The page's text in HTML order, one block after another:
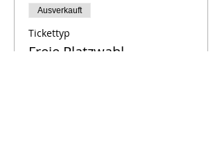
Ausverkauft
Tickettyp
Freie Platzwahl